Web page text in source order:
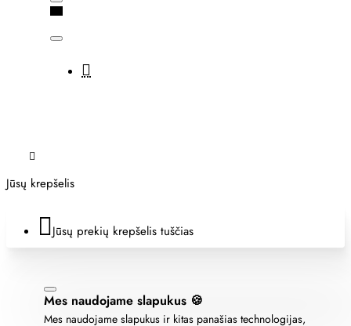
Jūsų krepšelis
Jūsų prekių krepšelis tuščias
Mes naudojame slapukus 🍪
Mes naudojame slapukus ir kitas panašias technologijas,